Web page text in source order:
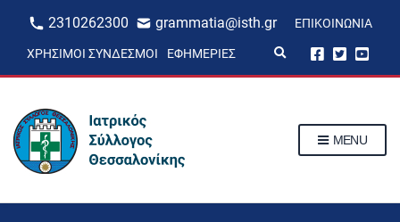
2310262300 grammatia@isth.gr ΕΠΙΚΟΙΝΩΝΊΑ
ΧΡΉΣΙΜΟΙ ΣΎΝΔΕΣΜΟΙ ΕΦΗΜΕΡΊΕΣ
p
MENU